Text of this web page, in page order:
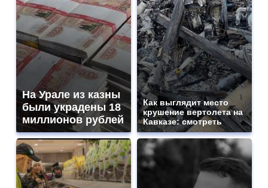
На Урале из казны
были украдены 18
миллионов рублей
Как выглядит место
крушение вертолета на
Кавказе: смотреть